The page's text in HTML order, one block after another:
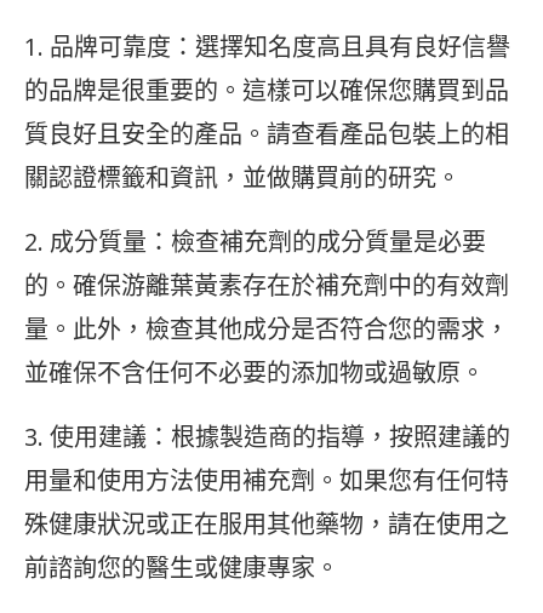
1. 品牌可靠度：選擇知名度高且具有良好信譽
的品牌是很重要的。這樣可以確保您購買到品
質良好且安全的產品。請查看產品包裝上的相
關認證標籤和資訊，並做購買前的研究。
2. 成分質量：檢查補充劑的成分質量是必要
的。確保游離葉黃素存在於補充劑中的有效劑
量。此外，檢查其他成分是否符合您的需求，
並確保不含任何不必要的添加物或過敏原。
3. 使用建議：根據製造商的指導，按照建議的
用量和使用方法使用補充劑。如果您有任何特
殊健康狀況或正在服用其他藥物，請在使用之
前諮詢您的醫生或健康專家。